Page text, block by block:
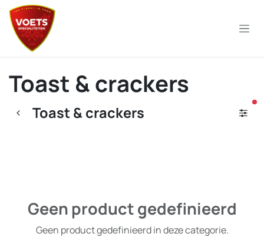
Overslaan naar inhoud
Toast & crackers
Toast & crackers
Geen product gedefinieerd
Geen product gedefinieerd in deze categorie.